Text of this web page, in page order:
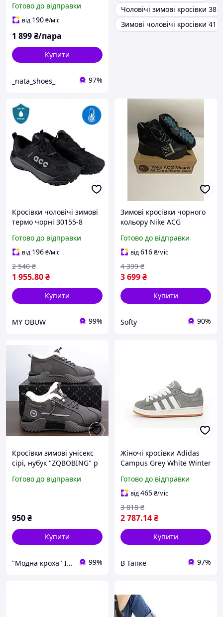
36
Готово до відправки
від 190₴/міс
1 899₴/пара
Купити
_nata_shoes_ 97%
Чоловічі зимові кросівки 38
Зимові чоловічі кросівки 41
Кросівки чоловічі зимові
термо чорні 30155-8
Готово до відправки
від 196₴/міс
1 955.80₴
2 540 ₴
Купити
MY OBUW 99%
Зимові кросівки чорного
кольору Nike ACG
Готово до відправки
від616₴/міс
3 699₴
4 399 ₴
Купити
Softy 90%
Кросівки зимові унісекс
сірі, нубук "ZQBOBING" р
Готово до відправки
950₴
Купити
"Модна кроха" Iнтернет-магазин дитячого одягу та взуття в роздріб 99%
Жіночі кросівки Adidas
Campus Grey White Winter
зимові кросівки 14481
Адідас
Готово до відправки
від465₴/міс
2 787.14₴
3 818 ₴
Купити
В Тапке 97%